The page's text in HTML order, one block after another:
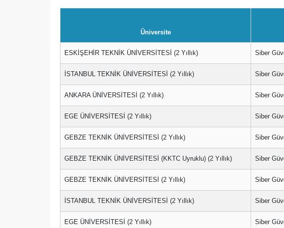
Üniversite
ESKİŞEHİR TEKNİK ÜNİVERSİTESİ (2 Yıllık) Siber
İSTANBUL TEKNİK ÜNİVERSİTESİ (2 Yıllık) Siber
ANKARA ÜNİVERSİTESİ (2 Yıllık) Siber
EGE ÜNİVERSİTESİ (2 Yıllık) Siber
GEBZE TEKNİK ÜNİVERSİTESİ (2 Yıllık) Siber
GEBZE TEKNİK ÜNİVERSİTESİ (KKTC Uyruklu) (2 Yıllık) Siber
GEBZE TEKNİK ÜNİVERSİTESİ (2 Yıllık) Siber
İSTANBUL TEKNİK ÜNİVERSİTESİ (2 Yıllık) Siber
EGE ÜNİVERSİTESİ (2 Yıllık) Siber